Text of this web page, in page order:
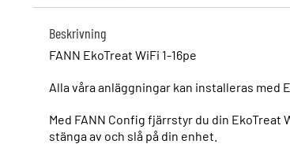
Beskrivning
FANN EkoTreat WiFi 1-16pe
Alla våra anläggningar kan installeras med
Med FANN Config fjärrstyr du din
stänga av och slå på din enhet.